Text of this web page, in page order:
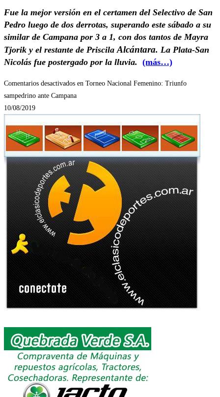
Fue la mejor versión en el certamen del Selectivo de San
Pedro luego de dos derrotas, superando este sábado a su
similar de Campana por 3 a 1, con dos tantos de Mayra
Tjorik y el restante de Priscila Alcántara. La Plata-San
Nicolás fue postergado por la lluvia. (más…)
Comentarios desactivados en Torneo Nacional Femenino: Triunfo
sampedrino ante Campana
10/08/2019